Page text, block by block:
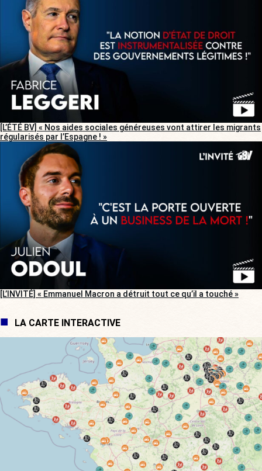
[L’ÉTÉ BV] « Nos aides sociales généreuses vont attirer les migrants
régularisés par l’Espagne ! »
[L’INVITÉ] « Emmanuel Macron a détruit tout ce qu’il a touché »
LA CARTE INTERACTIVE